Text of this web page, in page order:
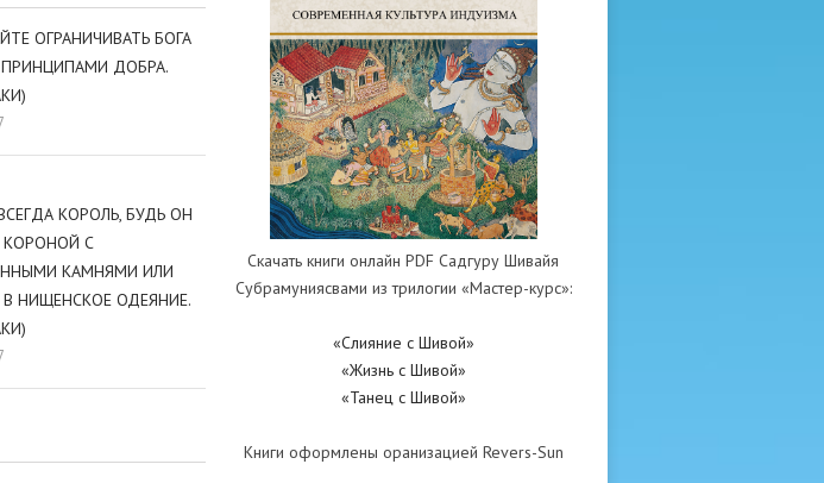
ОГРАНИЧИВАТЬ БОГА
ДОБРА.
КОРОЛЬ, БУДЬ ОН
КОРОНОЙ С
КАМНЯМИ ИЛИ
В НИЩЕНСКОЕ ОДЕЯНИЕ.
Скачать книги онлайн PDF Садгуру Шивайя
Субрамуниясвами из трилогии «Мастер-курс»:
«Слияние с Шивой»
«Жизнь с Шивой»
«Танец с Шивой»
Книги оформлены оранизацией Revers-Sun